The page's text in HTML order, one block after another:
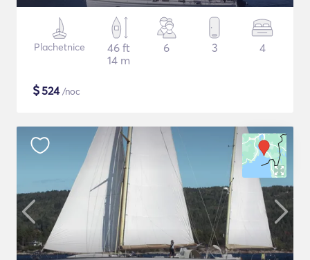
Plachetnice
46 ft
14 m
6 3 4
$524/noc